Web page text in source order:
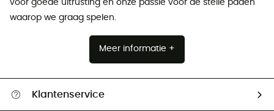
voor goede uitrusting en onze passie voor de steile paden
waarop we graag spelen.
Meer informatie +
Klantenservice